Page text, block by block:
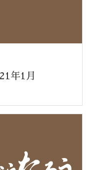
年1月